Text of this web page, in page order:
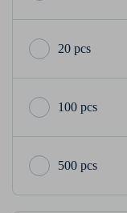
20 pcs
100 pcs
500 pcs